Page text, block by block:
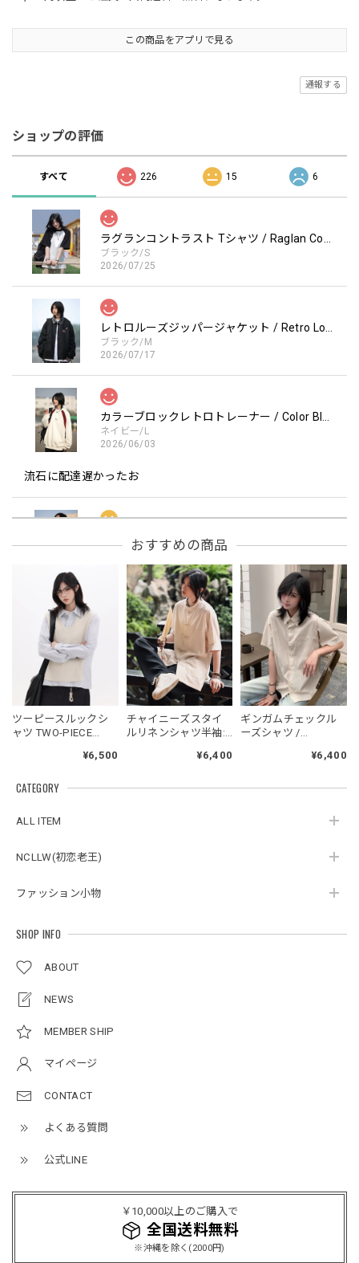
CATEGORY
ALL ITEM
NCLLW(初恋老王)
ファッション小物
SHOP INFO
ABOUT
NEWS
MEMBER SHIP
マイページ
CONTACT
よくある質問
公式LINE
￥10,000以上のご購入で
全国送料無料
※沖縄を除く(2000円)
この商品をアプリで見る
通報する
ショップの評価
すべて 226 15 6
ブラック/S
2026/07/25
ブラック/M
2026/07/17
ネイビー/L
2026/06/03
流石に配達遅かったお
レッド/L
2026/05/30
フーデッドスタジアムジャンバー / Hooded Stadium Jumper
ブラック/L
2026/05/28
NCLLW オリジナルドッグタグネックレス / NCLLW Original Dog Tag Necklace
2026/05/27
ボタンアクセント ポロシャツ / Button Accent Polo Shirt
2025/12/24
レッドめちゃくちゃカッコイイし可愛いです！こういうのっ
てあまり他のお店で売ってないようなデザインだと思うので
買って良かったです！！ただ写真の通り袖の方が明らかに長
おすすめの商品
ツーピースルックシ
ャツ TWO-PIECE
¥6,500
チャイニーズスタイ
ルリネンシャツ半袖:
¥6,400
ギンガムチェックル
ーズシャツ /
¥6,400